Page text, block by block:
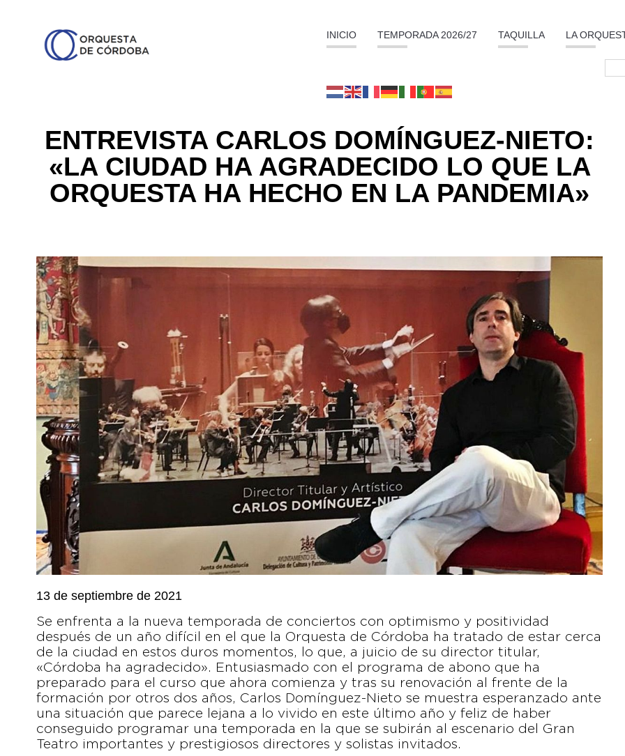
INICIO TEMPORADA 2026/27 TAQUILLA LA
ENTREVISTA CARLOS DOMÍNGUEZ-NIETO:
«LA CIUDAD HA AGRADECIDO LO QUE LA
ORQUESTA HA HECHO EN LA PANDEMIA»
13 de septiembre de 2021
Se enfrenta a la nueva temporada de conciertos con optimismo y positividad
después de un año difícil en el que la Orquesta de Córdoba ha tratado de estar cerca
de la ciudad en estos duros momentos, lo que, a juicio de su director titular,
«Córdoba ha agradecido». Entusiasmado con el programa de abono que ha
preparado para el curso que ahora comienza y tras su renovación al frente de la
formación por otros dos años, Carlos Domínguez-Nieto se muestra esperanzado ante
una situación que parece lejana a lo vivido en este último año y feliz de haber
conseguido programar una temporada en la que se subirán al escenario del Gran
Teatro importantes y prestigiosos directores y solistas invitados.